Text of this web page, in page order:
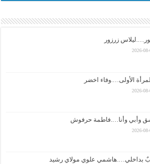
زرزور
2026-
الأولى….وفاء اخضر
2026-
وأبي وأنا….فاطمة حرفوش
2026-
بداخلي….هاشمي علوي مولاي رشيد